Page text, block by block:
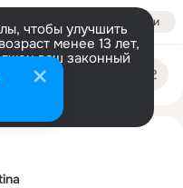
Войти
чтобы улучшить
менее 13 лет,
ваш законный